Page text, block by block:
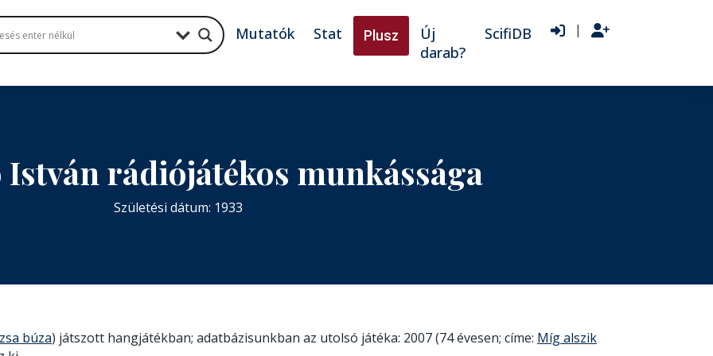
Mutatók Stat Plusz
Új
darab?
ScifiDB |
István rádiójátékos munkássága
Születési dátum: 1933
búza) játszott hangjátékban; adatbázisunkban az utolsó játéka: 2007 (74 évesen; címe: Míg alszik